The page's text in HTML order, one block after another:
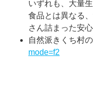
いずれも、大量
食品とは異なる
さん詰まった安
自然派きくち
mode=f2